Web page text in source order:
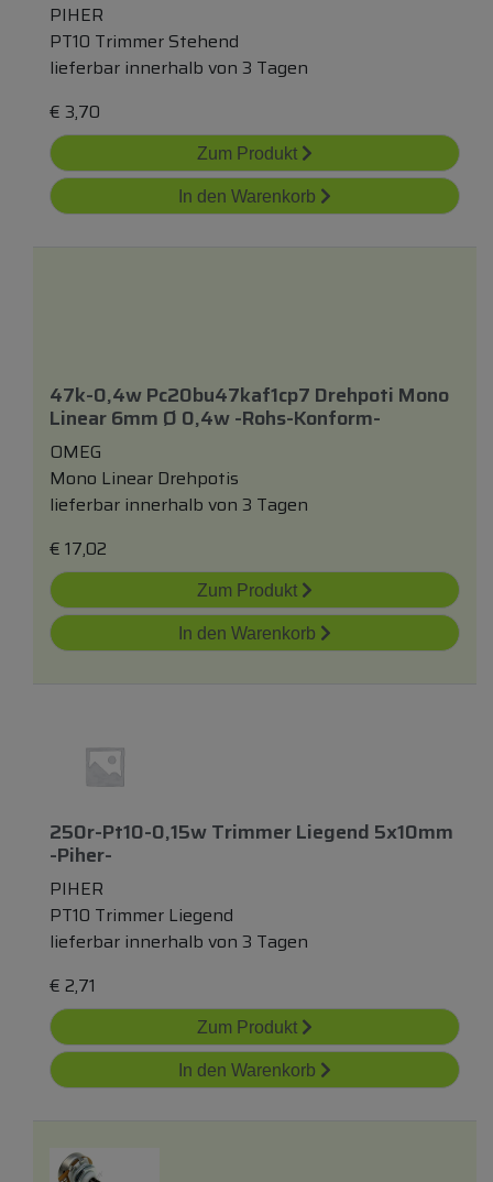
PIHER
PT10 Trimmer Stehend
lieferbar innerhalb von 3 Tagen
€ 3,70
Zum Produkt
In den Warenkorb
47k-0,4w Pc20bu47kaf1cp7 Drehpoti Mono
Linear 6mm Ø 0,4w -rohs-Konform-
OMEG
Mono Linear Drehpotis
lieferbar innerhalb von 3 Tagen
€ 17,02
Zum Produkt
In den Warenkorb
250r-Pt10-0,15w Trimmer Liegend 5x10mm
-piher-
PIHER
PT10 Trimmer Liegend
lieferbar innerhalb von 3 Tagen
€ 2,71
Zum Produkt
In den Warenkorb